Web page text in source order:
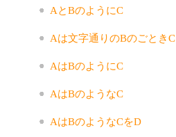
AとBのようにC
Aは文字通りのBのごときC
AはBのようにC
AはBのようなC
AはBのようなCをD